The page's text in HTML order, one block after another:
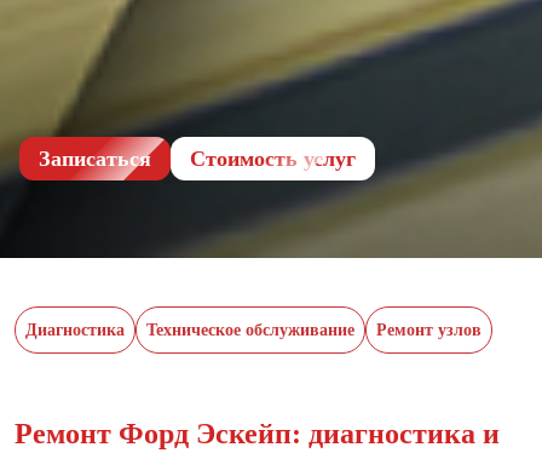
Записаться Cтоимость услуг
Диагностика Техническое обслуживание Ремонт узлов
Ремонт Форд Эскейп: диагностика и